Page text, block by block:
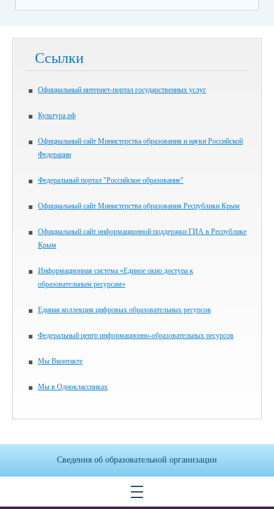
Ссылки
Официальный интернет-портал государственных услуг
Культура.рф
Официальный сайт Министерства образования и науки Российской
Федерации
Федеральный портал "Российское образование"
Официальный сайт Министерства образования Республики Крым
Официальный сайт информационной поддержки ГИА в Республике
Крым
Информационная система «Единое окно доступа к
образовательным ресурсам»
Единая коллекция цифровых образовательных ресурсов
Федеральный центр информационно-образовательных ресурсов
Мы Вконтакте
Мы в Одноклассниках
Сведения об образовательной организации